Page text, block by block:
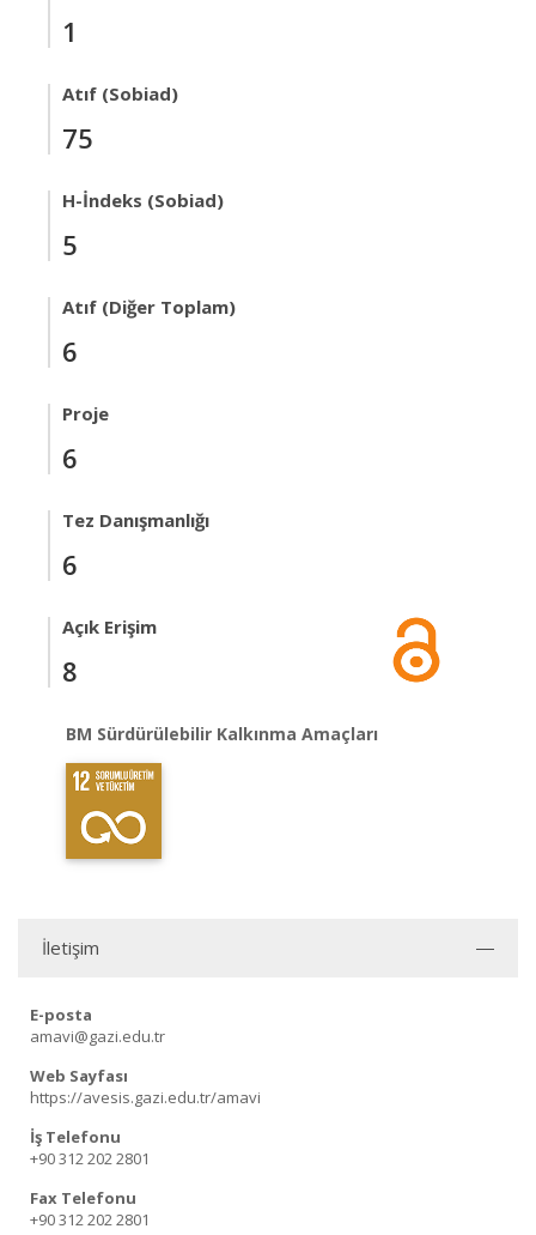
1
Atıf (Sobiad)
75
H-İndeks (Sobiad)
5
Atıf (Diğer Toplam)
6
Proje
6
Tez Danışmanlığı
6
Açık Erişim
8
BM Sürdürülebilir Kalkınma Amaçları
İletişim
E-posta
amavi@gazi.edu.tr
Web Sayfası
https://avesis.gazi.edu.tr/amavi
İş Telefonu
+90 312 202 2801
Fax Telefonu
+90 312 202 2801